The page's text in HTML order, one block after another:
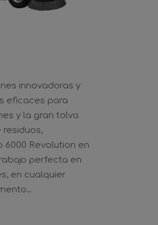
innovadoras y
eficaces para
y la gran tolva
6000 Revolution en
perfecta en
en cualquier